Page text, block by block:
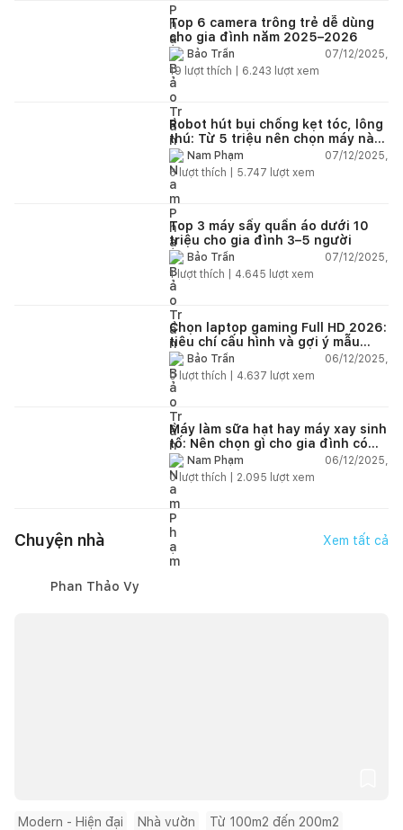
Top 6 camera trông trẻ dễ dùng
cho gia đình năm 2025–2026
Bảo Trần
07/12/2025,
19 lượt thích | 6.243 lượt xem
Robot hút bụi chống kẹt tóc, lông
thú: Từ 5 triệu nên chọn máy nào
năm 2025–2026?
Nam Phạm
07/12/2025,
6lượt thích | 5.747 lượt xem
Top 3 máy sấy quần áo dưới 10
triệu cho gia đình 3–5 người
Bảo Trần
07/12/2025,
1lượt thích | 4.645 lượt xem
Chọn laptop gaming Full HD 2026:
tiêu chí cấu hình và gợi ý mẫu
đáng mua
Bảo Trần
06/12/2025,
0lượt thích | 4.637 lượt xem
Máy làm sữa hạt hay máy xay sinh
tố: Nên chọn gì cho gia đình có
trẻ nhỏ (2–4 người)?
Nam Phạm
06/12/2025,
0lượt thích | 2.095 lượt xem
Chuyện nhà Xem tất cả
Phan Thảo Vy
Modern - Hiện đại Nhà vườn Từ 100m2 đến 200m2